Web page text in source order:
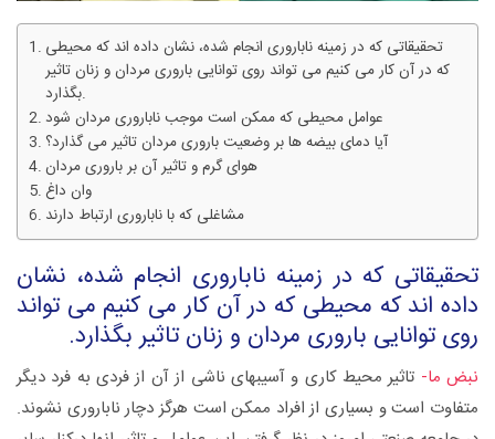
تحقیقاتی که در زمینه ناباروری انجام شده، نشان داده اند که محیطی
که در آن کار می کنیم می تواند روی توانایی باروری مردان و زنان تاثیر
بگذارد.
عوامل محیطی که ممکن است موجب ناباروری مردان شود
آیا دمای بیضه ها بر وضعیت باروری مردان تاثیر می گذارد؟
هوای گرم و تاثیر آن بر باروری مردان
وان داغ
مشاغلی که با ناباروری ارتباط دارند
تحقیقاتی که در زمینه ناباروری انجام شده، نشان
داده اند که محیطی که در آن کار می کنیم می تواند
روی توانایی باروری مردان و زنان تاثیر بگذارد.
نبض ما- تاثیر محیط کاری و آسیبهای ناشی از آن از فردی به فرد دیگر
متفاوت است و بسیاری از افراد ممکن است هرگز دچار ناباروری نشوند.